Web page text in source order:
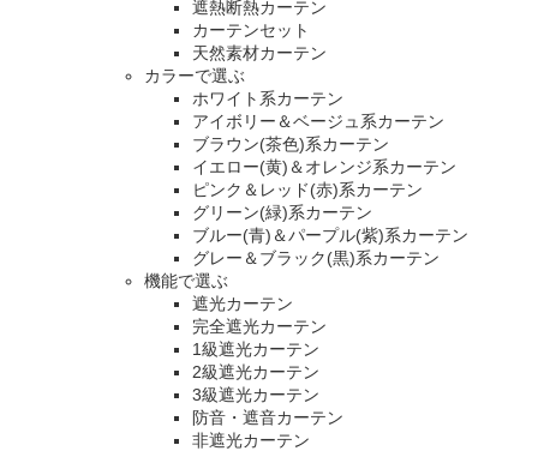
遮熱断熱カーテン
カーテンセット
天然素材カーテン
カラーで選ぶ
ホワイト系カーテン
アイボリー＆ベージュ系カーテン
ブラウン(茶色)系カーテン
イエロー(黄)＆オレンジ系カーテン
ピンク＆レッド(赤)系カーテン
グリーン(緑)系カーテン
ブルー(青)＆パープル(紫)系カーテン
グレー＆ブラック(黒)系カーテン
機能で選ぶ
遮光カーテン
完全遮光カーテン
1級遮光カーテン
2級遮光カーテン
3級遮光カーテン
防音・遮音カーテン
非遮光カーテン